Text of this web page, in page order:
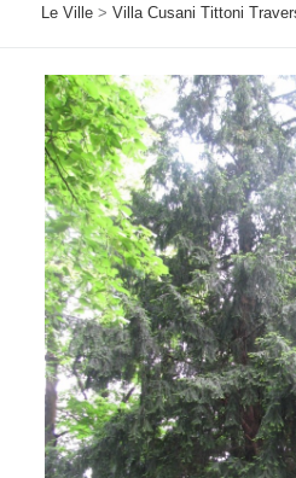
Le Ville >Villa Cusani Tittoni